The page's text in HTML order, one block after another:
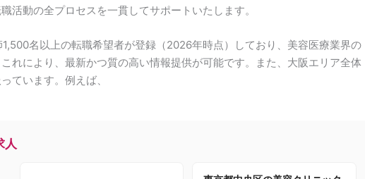
活動の全プロセスを一貫してサポートいたします。
名以上の転職希望者が登録（2026年時点）しており、美容医療業界の
れにより、最新かつ質の高い情報提供が可能です。また、大阪エリア全体
ています。例えば、
人